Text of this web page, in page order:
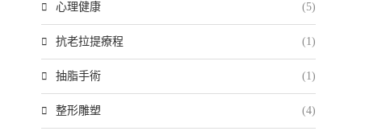
心理健康 (5)
抗老拉提療程 (1)
抽脂手術 (1)
整形雕塑 (4)